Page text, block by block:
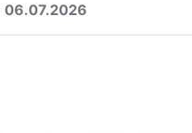
06.07.2026